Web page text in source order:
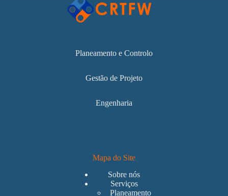
Planeamento e Controlo
Gestão de Projeto
Engenharia
Mapa do Site
Sobre nós
Serviços
Planeamento